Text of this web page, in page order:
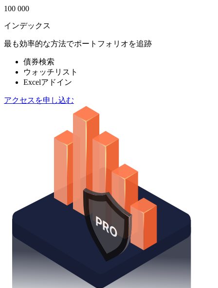
100 000
インデックス
最も効率的な方法でポートフォリオを追跡
債券検索
ウォッチリスト
Excelアドイン
アクセスを申し込む